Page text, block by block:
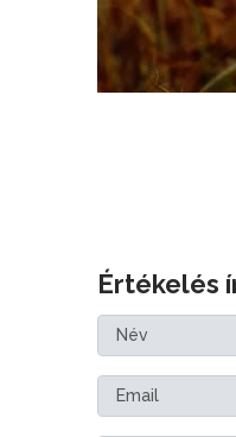
Értékelés